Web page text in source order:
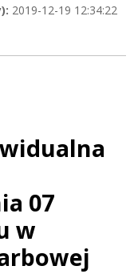
2019-12-19 12:34:22
07
w